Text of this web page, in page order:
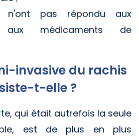
n'ont pas répondu aux
médicaments de
invasive du rachis
t-elle ?
qui était autrefois la seule
est de plus en plus